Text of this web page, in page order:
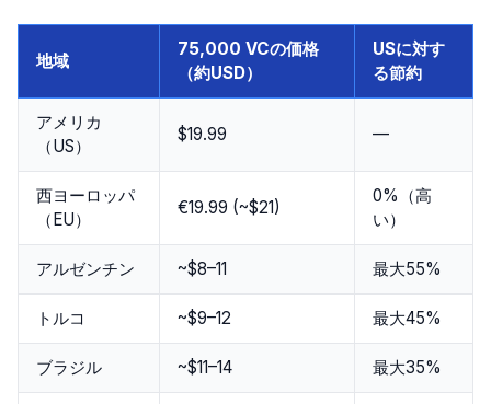
地域
75,000 VCの価格
（約USD）
USに対す
る節約
アメリカ
（US）
$19.99 —
西ヨーロッパ
（EU）
€19.99 (~$21)
0%（高
い）
アルゼンチン ~$8–11 最大55%
トルコ ~$9–12 最大45%
ブラジル ~$11–14 最大35%